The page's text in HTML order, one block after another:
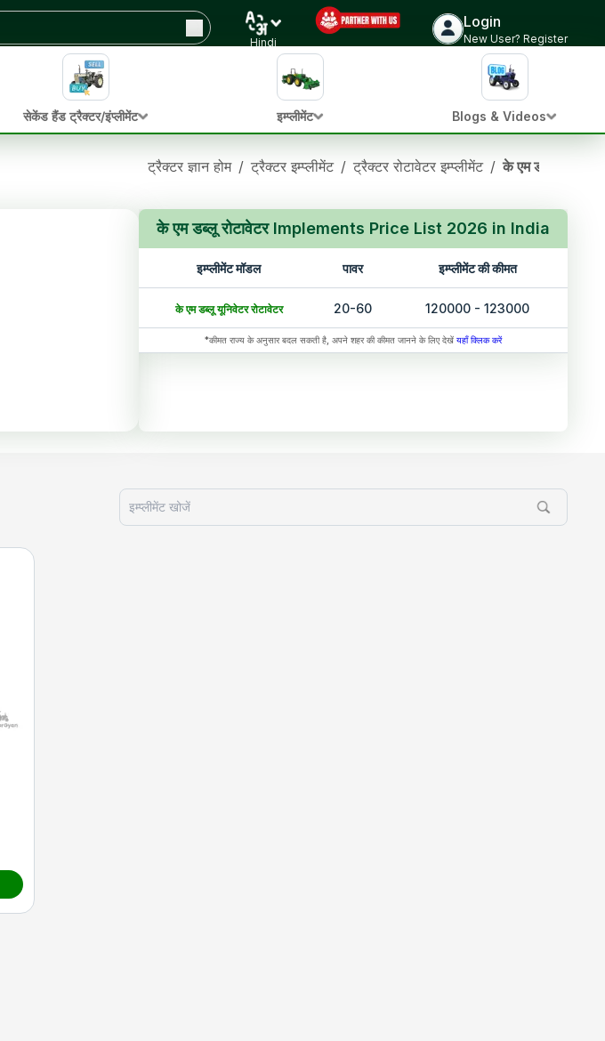
Hindi
Login
New User? Register
सेकेंड हैंड ट्रैक्टर/इंप्लीमेंट इम्प्लीमेंट Blogs & Videos
ट्रैक्टर ज्ञान होम / ट्रैक्टर इम्प्लीमेंट / ट्रैक्टर रोटावेटर इम्प्लीमेंट / के एम डब्लू रोटावेटर
के एम डब्लू रोटावेटर Implements Price List 2026 in India
इम्प्लीमेंट मॉडल पावर इम्प्लीमेंट की कीमत
के एम डब्लू यूनिवेटर रोटावेटर 20-60 120000 - 123000
*कीमत राज्य के अनुसार बदल सकती है, अपने शहर की कीमत जानने के लिए देखें यहाँ क्लिक करें